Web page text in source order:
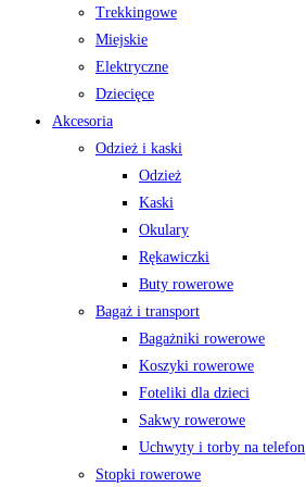
Trekkingowe
Miejskie
Elektryczne
Dziecięce
Akcesoria
Odzież i kaski
Odzież
Kaski
Okulary
Rękawiczki
Buty rowerowe
Bagaż i transport
Bagażniki rowerowe
Koszyki rowerowe
Foteliki dla dzieci
Sakwy rowerowe
Uchwyty i torby na telefon
Stopki rowerowe